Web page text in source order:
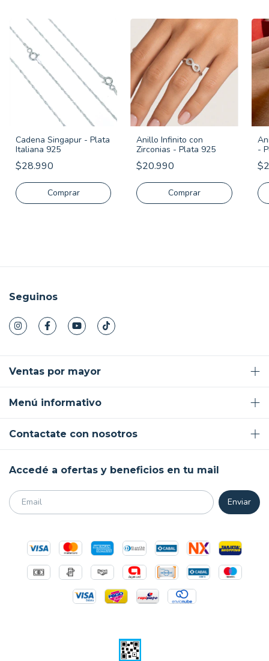
Cadena Singapur - Plata
Italiana 925
$28.990
Comprar
Anillo Infinito con
Zirconias - Plata 925
$20.990
Comprar
-
Seguinos
Ventas por mayor
Menú informativo
Contactate con nosotros
Accedé a ofertas y beneficios en tu mail